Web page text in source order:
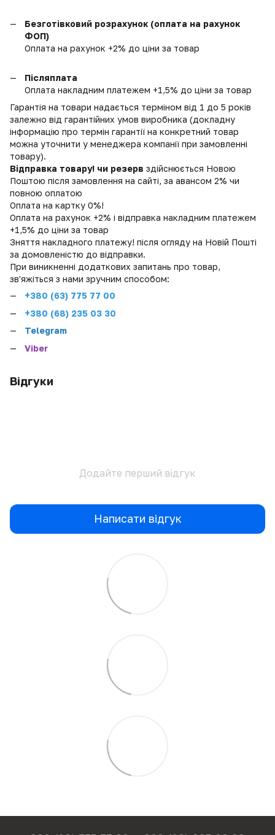
Безготівковий розрахунок (оплата на рахунок
ФОП)
Оплата на рахунок +2% до ціни за товар
Післяплата
Оплата накладним платежем +1,5% до ціни за товар
Гарантія на товари надається терміном від 1 до 5 років
залежно від гарантійних умов виробника (докладну
інформацію про термін гарантії на конкретний товар
можна уточнити у менеджера компанії при замовленні
товару).
Відправка товару! чи резерв здійснюється Новою
Поштою після замовлення на сайті, за авансом 2% чи
повною оплатою
Оплата на картку 0%!
Оплата на рахунок +2% і відправка накладним платежем
+1,5% до ціни за товар
Зняття накладного платежу! після огляду на Новій Пошті
за домовленістю до відправки.
При виникненні додаткових запитань про товар,
зв'яжіться з нами зручним способом:
+380 (63) 775 77 00
+380 (68) 235 03 30
Telegram
Viber
Відгуки
Додайте перший відгук
Написати відгук